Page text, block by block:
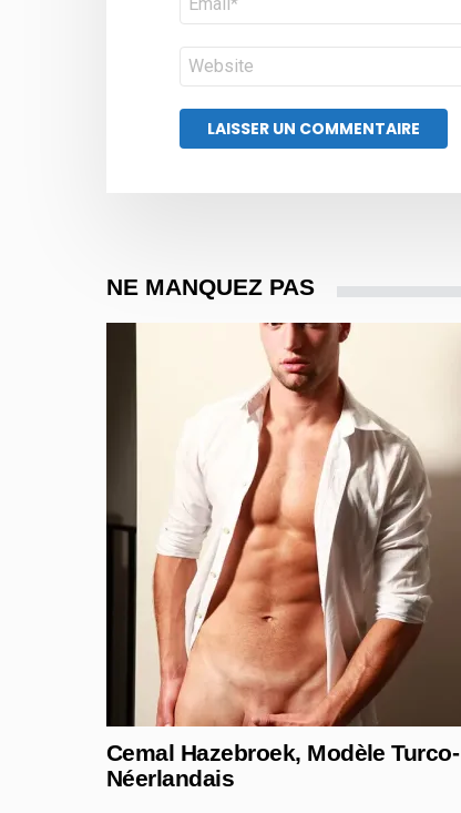
mail
Site
web
NE MANQUEZ PAS
Cemal Hazebroek, Modèle Turco-
Néerlandais